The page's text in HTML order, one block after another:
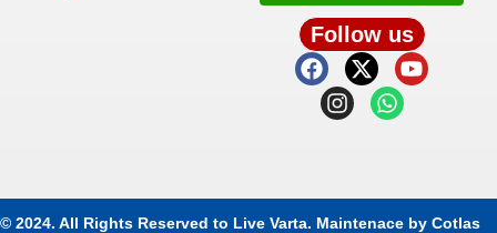
Follow us
© 2024. All Rights Reserved to Live Varta. Maintenace by Cotlas